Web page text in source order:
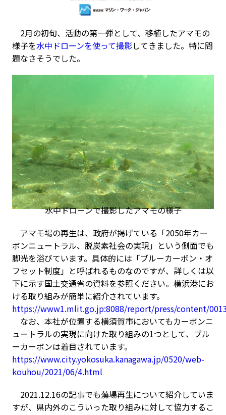
2月の初旬、活動の第一弾として、移植したアマモの
様子を水中ドローンを使って撮影してきました。特に問
題なさそうでした。
水中ドローンで撮影したアマモの様子
アマモ場の再生は、政府が掲げている「2050年カー
ボンニュートラル、脱炭素社会の実現」という側面でも
脚光を浴びています。具体的には「ブルーカーボン・オ
フセット制度」と呼ばれるものなのですが、詳しくは以
下に示す国土交通省の資料を参照ください。横浜港にお
ける取り組みが簡単に紹介されています。
https://www1.mlit.go.jp:8088/report/press/content/
なお、本社が位置する横須賀市においてもカーボンニ
ュートラルの実現に向けた取り組みの1つとして、ブル
ーカーボンは着目されています。
https://www.city.yokosuka.kanagawa.jp/0520/web-
kouhou/2021/06/4.html
2021.12.16の記事でも藻場再生について紹介していま
すが、県内外のこういった取り組みに対して協力するこ